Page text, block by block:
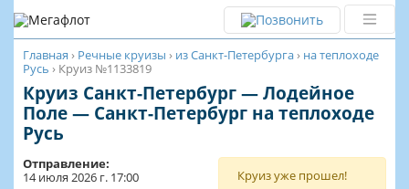
Главная › Речные круизы › из Санкт-Петербурга› на теплоходе
Русь › Круиз №1133819
Круиз Санкт-Петербург — Лодейное
Поле — Санкт-Петербург на теплоходе
Русь
Отправление:
14 июля 2026 г. 17:00
Круиз уже прошел!